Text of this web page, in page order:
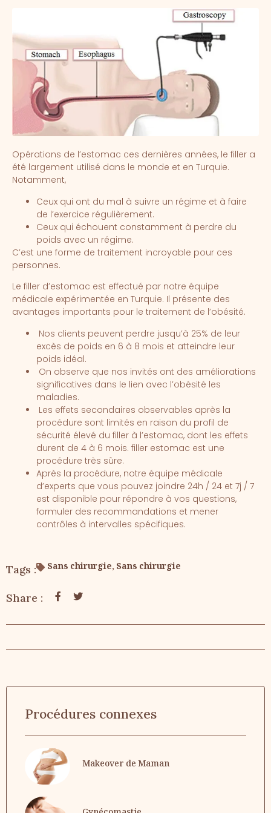
Opérations de l’estomac ces dernières années, le filler a
été largement utilisé dans le monde et en Turquie.
Notamment,
Ceux qui ont du mal à suivre un régime et à faire
de l’exercice régulièrement.
Ceux qui échouent constamment à perdre du
poids avec un régime.
C’est une forme de traitement incroyable pour ces
personnes.
Le filler d’estomac est effectué par notre équipe
médicale expérimentée en Turquie. Il présente des
avantages importants pour le traitement de l’obésité.
Nos clients peuvent perdre jusqu’à 25% de leur
excès de poids en 6 à 8 mois et atteindre leur
poids idéal.
On observe que nos invités ont des améliorations
significatives dans le lien avec l’obésité les
maladies.
Les effets secondaires observables après la
procédure sont limités en raison du profil de
sécurité élevé du filler à l’estomac, dont les effets
durent de 4 à 6 mois. filler estomac est une
procédure très sûre.
Après la procédure, notre équipe médicale
d’experts que vous pouvez joindre 24h / 24 et 7j / 7
est disponible pour répondre à vos questions,
formuler des recommandations et mener
contrôles à intervalles spécifiques.
Tags : Sans chirurgie, Sans chirurgie
Share :
Procédures connexes
Makeover de Maman